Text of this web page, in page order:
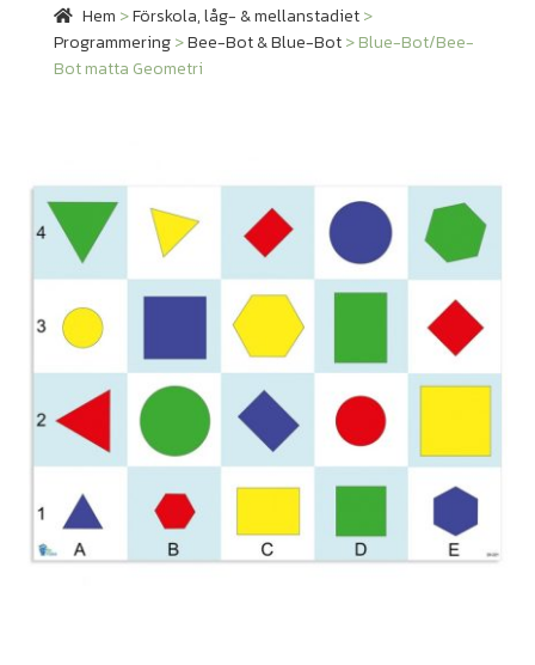
Hem >Förskola, låg- & mellanstadiet>
Programmering>Bee-Bot & Blue-Bot>Blue-Bot/Bee-
Bot matta Geometri